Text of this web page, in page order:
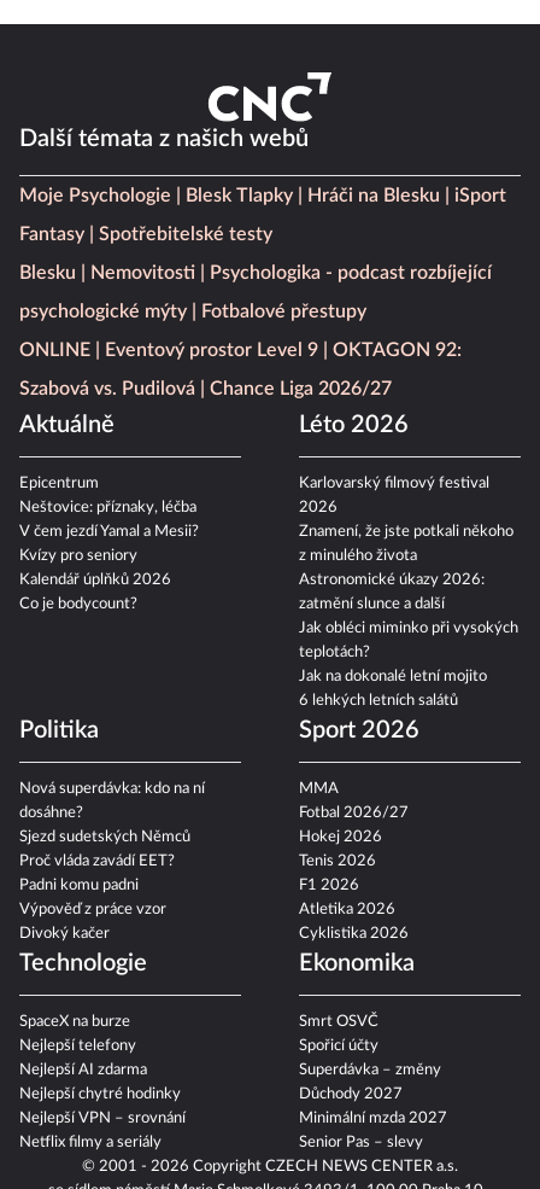
© 2001 - 2026 Copyright CZECH NEWS CENTER a.s.
Další témata z našich webů
Moje Psychologie Blesk Tlapky Hráči na Blesku
iSport
Fantasy
Spotřebitelské testy
Blesku
Nemovitosti
Psychologika - podcast rozbíjející
psychologické mýty
Fotbalové přestupy
ONLINE
Eventový prostor Level 9
OKTAGON 92:
Szabová vs. Pudilová
Chance Liga 2026/27
Aktuálně
Epicentrum
Neštovice: příznaky, léčba
V čem jezdí Yamal a Mesii?
Kvízy pro seniory
Kalendář úplňků 2026
Co je bodycount?
Léto 2026
Karlovarský filmový festival
2026
Znamení, že jste potkali někoho
z minulého života
Astronomické úkazy 2026:
zatmění slunce a další
Jak obléci miminko při vysokých
teplotách?
Jak na dokonalé letní mojito
6 lehkých letních salátů
Politika
Nová superdávka: kdo na ní
dosáhne?
Sjezd sudetských Němců
Proč vláda zavádí EET?
Padni komu padni
Výpověď z práce vzor
Divoký kačer
Sport 2026
MMA
Fotbal 2026/27
Hokej 2026
Tenis 2026
F1 2026
Atletika 2026
Cyklistika 2026
Technologie
SpaceX na burze
Nejlepší telefony
Nejlepší AI zdarma
Nejlepší chytré hodinky
Nejlepší VPN – srovnání
Netflix filmy a seriály
Ekonomika
Smrt OSVČ
Spořicí účty
Superdávka – změny
Důchody 2027
Minimální mzda 2027
Senior Pas – slevy